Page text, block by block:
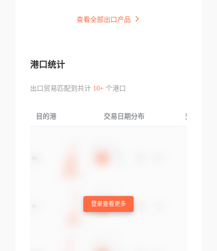
查看全部出口产品
港口统计
出口贸易匹配到共计 10+个港口
目的港 交易日期分布 交易产品
登录查看更多